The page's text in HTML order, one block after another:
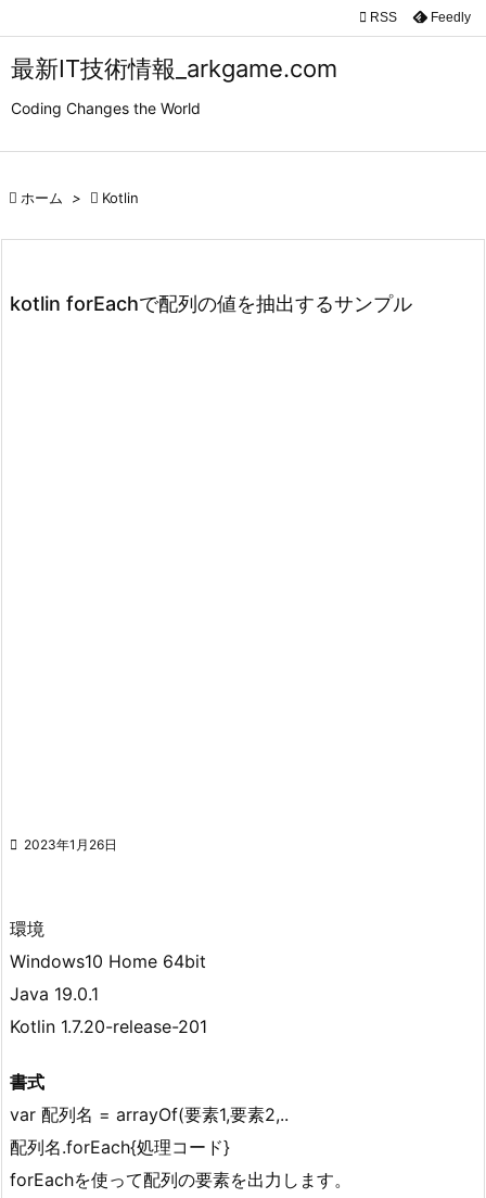
最新IT技術情報_arkgame.com
Coding Changes the World


 RSS Feedly
 ホーム >  Kotlin
kotlin forEachで配列の値を抽出するサンプル
 2023年1月26日
環境
Windows10 Home 64bit
Java 19.0.1
Kotlin 1.7.20-release-201
書式
var 配列名 = arrayOf(要素1,要素2,..
配列名.forEach{処理コード}
forEachを使って配列の要素を出力します。